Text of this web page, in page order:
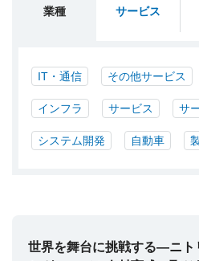
業種 サービス
IT・通信 その他サービス
インフラ サービス サ
システム開発 自動車
世界を舞台に挑戦する―ニト